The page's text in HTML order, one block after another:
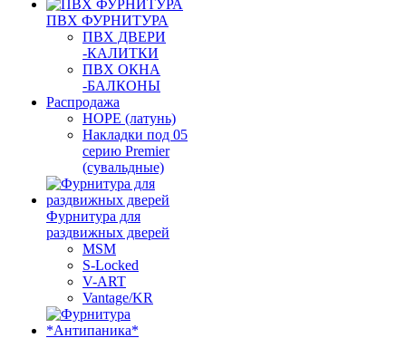
ПВХ ФУРНИТУРА
ПВХ ДВЕРИ
-КАЛИТКИ
ПВХ ОКНА
-БАЛКОНЫ
Распродажа
HOPE (латунь)
Накладки под 05
серию Premier
(сувальдные)
Фурнитура для
раздвижных дверей
MSM
S-Locked
V-ART
Vantage/KR